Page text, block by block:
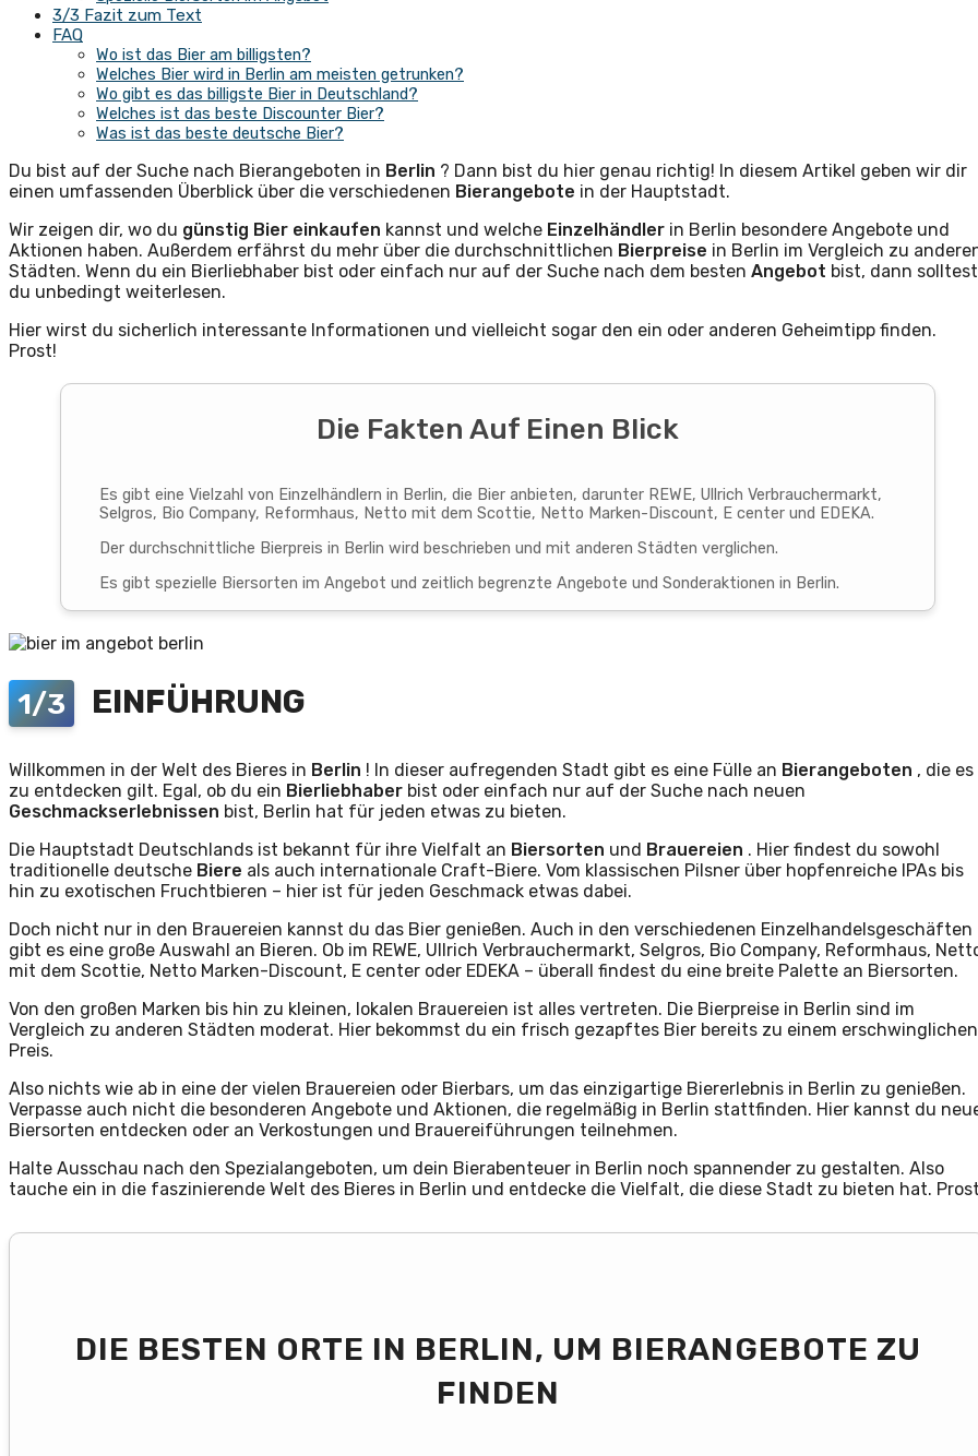
3/3 Fazit zum Text
FAQ
Wo ist das Bier am billigsten?
Welches Bier wird in Berlin am meisten getrunken?
Wo gibt es das billigste Bier in Deutschland?
Welches ist das beste Discounter Bier?
Was ist das beste deutsche Bier?
Du bist auf der Suche nach Bierangeboten in Berlin ? Dann bist du hier genau richtig! In diesem Artikel geben wir dir
einen umfassenden Überblick über die verschiedenen Bierangebote in der Hauptstadt.
Wir zeigen dir, wo du günstig Bier einkaufen kannst und welche Einzelhändler in Berlin besondere Angebote und
Aktionen haben. Außerdem erfährst du mehr über die durchschnittlichen Bierpreise in Berlin im Vergleich zu
Städten. Wenn du ein Bierliebhaber bist oder einfach nur auf der Suche nach dem besten Angebot bist, dann solltest
du unbedingt weiterlesen.
Hier wirst du sicherlich interessante Informationen und vielleicht sogar den ein oder anderen Geheimtipp finden.
Prost!
Die Fakten Auf Einen Blick
Es gibt eine Vielzahl von Einzelhändlern in Berlin, die Bier anbieten, darunter REWE, Ullrich Verbrauchermarkt,
Selgros, Bio Company, Reformhaus, Netto mit dem Scottie, Netto Marken-Discount, E center und EDEKA.
Der durchschnittliche Bierpreis in Berlin wird beschrieben und mit anderen Städten verglichen.
Es gibt spezielle Biersorten im Angebot und zeitlich begrenzte Angebote und Sonderaktionen in Berlin.
1/3 EINFÜHRUNG
Willkommen in der Welt des Bieres in Berlin ! In dieser aufregenden Stadt gibt es eine Fülle an Bierangeboten , die es
zu entdecken gilt. Egal, ob du ein Bierliebhaber bist oder einfach nur auf der Suche nach neuen
Geschmackserlebnissen bist, Berlin hat für jeden etwas zu bieten.
Die Hauptstadt Deutschlands ist bekannt für ihre Vielfalt an Biersorten und Brauereien . Hier findest du sowohl
traditionelle deutsche Biere als auch internationale Craft-Biere. Vom klassischen Pilsner über hopfenreiche IPAs bis
hin zu exotischen Fruchtbieren – hier ist für jeden Geschmack etwas dabei.
Doch nicht nur in den Brauereien kannst du das Bier genießen. Auch in den verschiedenen Einzelhandelsgeschäften
gibt es eine große Auswahl an Bieren. Ob im REWE, Ullrich Verbrauchermarkt, Selgros, Bio Company, Reformhaus,
mit dem Scottie, Netto Marken-Discount, E center oder EDEKA – überall findest du eine breite Palette an Biersorten.
Von den großen Marken bis hin zu kleinen, lokalen Brauereien ist alles vertreten. Die Bierpreise in Berlin sind im
Vergleich zu anderen Städten moderat. Hier bekommst du ein frisch gezapftes Bier bereits zu einem erschwinglichen
Preis.
Also nichts wie ab in eine der vielen Brauereien oder Bierbars, um das einzigartige Biererlebnis in Berlin zu genießen.
Verpasse auch nicht die besonderen Angebote und Aktionen, die regelmäßig in Berlin stattfinden. Hier kannst du
Biersorten entdecken oder an Verkostungen und Brauereiführungen teilnehmen.
Halte Ausschau nach den Spezialangeboten, um dein Bierabenteuer in Berlin noch spannender zu gestalten. Also
tauche ein in die faszinierende Welt des Bieres in Berlin und entdecke die Vielfalt, die diese Stadt zu bieten hat.
DIE BESTEN ORTE IN BERLIN, UM BIERANGEBOTE ZU
FINDEN